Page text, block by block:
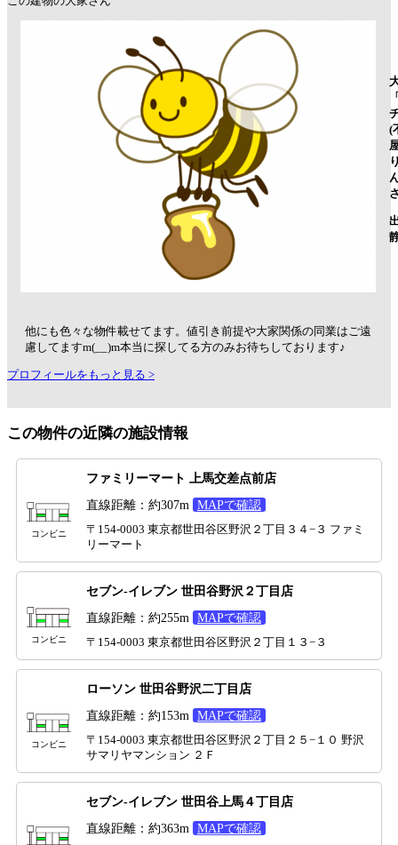
(
他にも色々な物件載せてます。値引き前提や大家関係の同業はご遠
慮してますm(__)m本当に探してる方のみお待ちしております♪
プロフィールをもっと見る >
この物件の近隣の施設情報
コンビニ
ファミリーマート 上馬交差点前店
直線距離：約307m
MAPで確認
〒154-0003 東京都世田谷区野沢２丁目３４−３ ファミ
リーマート
コンビニ
セブン-イレブン 世田谷野沢２丁目店
直線距離：約255m
MAPで確認
〒154-0003 東京都世田谷区野沢２丁目１３−３
コンビニ
ローソン 世田谷野沢二丁目店
直線距離：約153m
MAPで確認
〒154-0003 東京都世田谷区野沢２丁目２５−１０ 野沢
サマリヤマンション ２Ｆ
セブン-イレブン 世田谷上馬４丁目店
直線距離：約363m
MAPで確認